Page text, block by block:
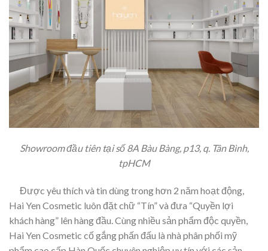
Showroom đầu tiên tại số 8A Bàu Bàng, p13, q. Tân Bình,
tpHCM
Được yêu thích và tin dùng trong hơn 2 năm hoạt động,
Hai Yen Cosmetic luôn đặt chữ “Tín” và đưa “Quyền lợi
khách hàng” lên hàng đầu. Cùng nhiều sản phẩm độc quyền,
Hai Yen Cosmetic cố gắng phấn đấu là nhà phân phối mỹ